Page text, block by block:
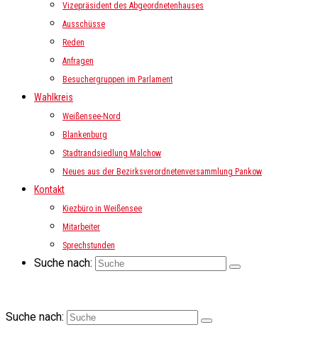
Vizepräsident des Abgeordnetenhauses
Ausschüsse
Reden
Anfragen
Besuchergruppen im Parlament
Wahlkreis
Weißensee-Nord
Blankenburg
Stadtrandsiedlung Malchow
Neues aus der Bezirksverordnetenversammlung Pankow
Kontakt
Kiezbüro in Weißensee
Mitarbeiter
Sprechstunden
Suche nach:
Suche nach: